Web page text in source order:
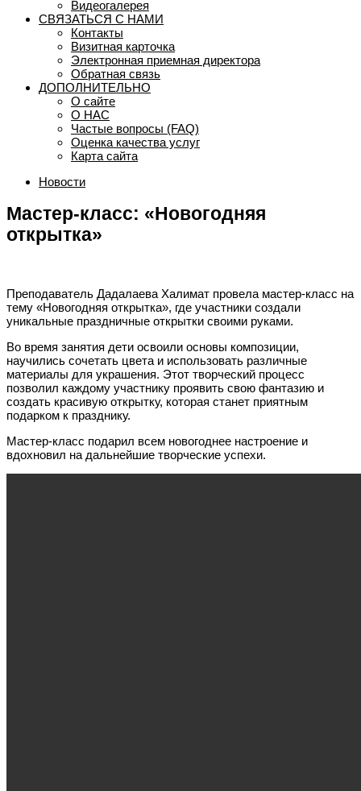
Видеогалерея
СВЯЗАТЬСЯ С НАМИ
Контакты
Визитная карточка
Электронная приемная директора
Обратная связь
ДОПОЛНИТЕЛЬНО
О сайте
О НАС
Частые вопросы (FAQ)
Оценка качества услуг
Карта сайта
Новости
Мастер-класс: «Новогодняя
открытка»
Преподаватель Дадалаева Халимат провела мастер-класс на
тему «Новогодняя открытка», где участники создали
уникальные праздничные открытки своими руками.
Во время занятия дети освоили основы композиции,
научились сочетать цвета и использовать различные
материалы для украшения. Этот творческий процесс
позволил каждому участнику проявить свою фантазию и
создать красивую открытку, которая станет приятным
подарком к празднику.
Мастер-класс подарил всем новогоднее настроение и
вдохновил на дальнейшие творческие успехи.